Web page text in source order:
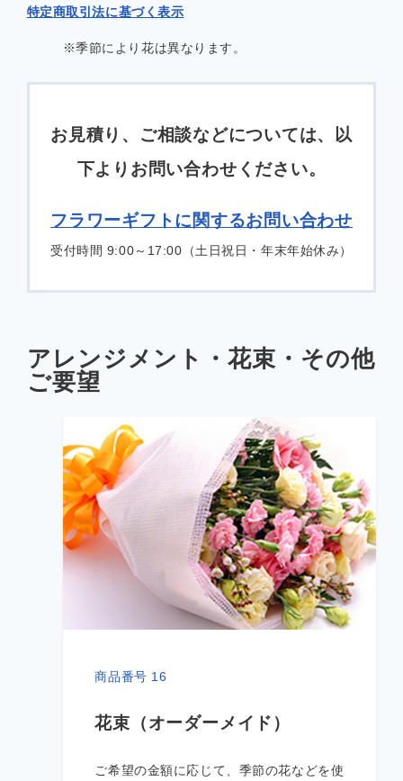
特定商取引法に基づく表示
※季節により花は異なります。
お見積り、ご相談などについては、以
下よりお問い合わせください。
フラワーギフトに関するお問い合わせ
受付時間 9:00～17:00（土日祝日・年末年始休み）
アレンジメント・花束・その他
ご要望
商品番号 16
花束（オーダーメイド）
ご希望の金額に応じて、季節の花などを使